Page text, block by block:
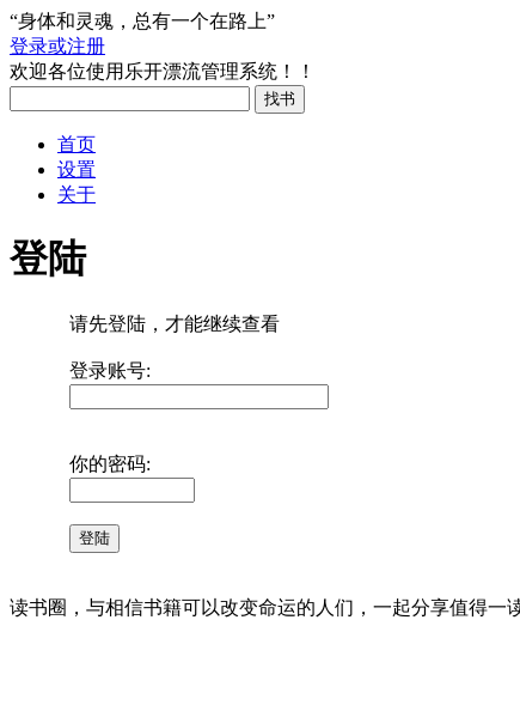
“身体和灵魂，总有一个在路上”
登录或注册
欢迎各位使用乐开漂流管理系统！！
首页
设置
关于
登陆
请先登陆，才能继续查看
登录账号:
你的密码:
读书圈，与相信书籍可以改变命运的人们，一起分享值得一